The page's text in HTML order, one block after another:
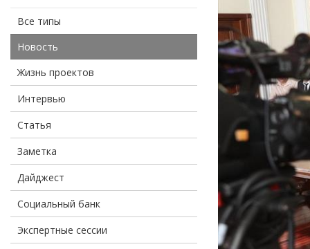
Все типы
Новость
Жизнь проектов
Интервью
Статья
Заметка
Дайджест
Социальный банк
Экспертные сессии